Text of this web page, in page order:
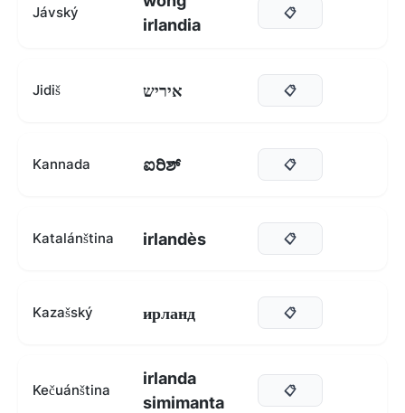
Jávský
irlandia
📋
Jidiš איריש 📋
Kannada ಐರಿಶ್ 📋
Katalánština irlandès 📋
Kazašský ирланд 📋
Kečuánština
irlanda
simimanta
📋